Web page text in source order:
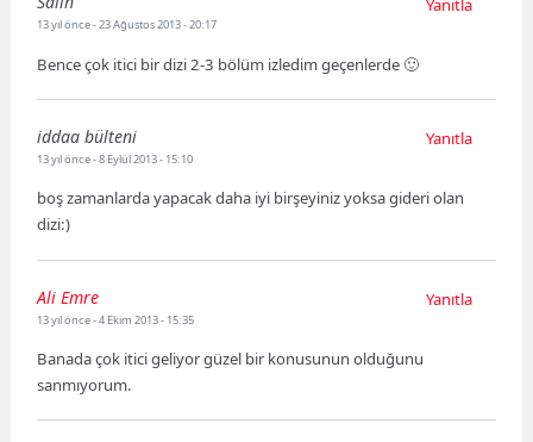
13 yıl önce- 23 Ağustos 2013 - 20:17
Bence çok itici bir dizi 2-3 bölüm izledim geçenlerde 🙂
Yanıtla
iddaa bülteni
13 yıl önce- 8 Eylül 2013 - 15:10
boş zamanlarda yapacak daha iyi birşeyiniz yoksa gideri olan
dizi:)
Yanıtla
Ali Emre
13 yıl önce- 4 Ekim 2013 - 15:35
Banada çok itici geliyor güzel bir konusunun olduğunu
sanmıyorum.
Yanıtla